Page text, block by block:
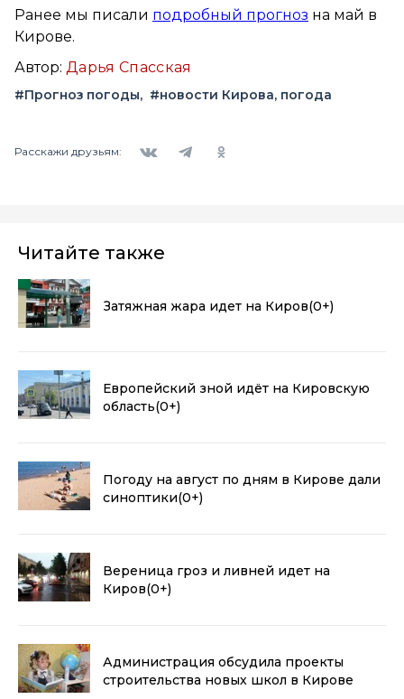
Ранее мы писали подробный прогноз на май в
Кирове.
Автор: Дарья Спасская
#Прогноз погоды #новости Кирова, погода
Расскажи друзьям:
Читайте также
Затяжная жара идет на Киров(0+)
Европейский зной идёт на Кировскую
область(0+)
Погоду на август по дням в Кирове дали
синоптики(0+)
Вереница гроз и ливней идет на
Киров(0+)
Администрация обсудила проекты
строительства новых школ в Кирове